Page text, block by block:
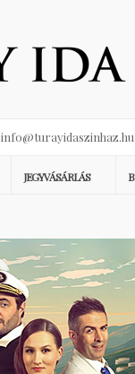
info@turayidaszinhaz.hu
JEGYVÁSÁRLÁS